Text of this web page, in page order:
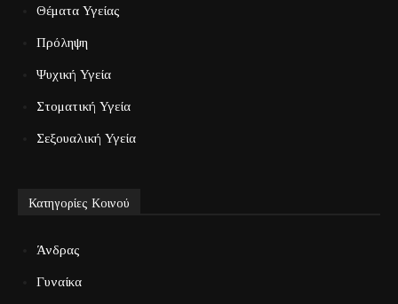
Θέματα Υγείας
Πρόληψη
Ψυχική Υγεία
Στοματική Υγεία
Σεξουαλική Υγεία
Κατηγορίες Κοινού
Άνδρας
Γυναίκα